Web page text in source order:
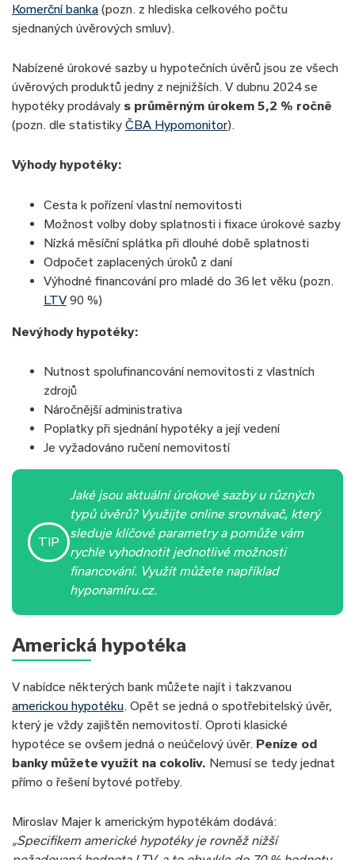
Komerční banka (pozn. z hlediska celkového počtu
sjednaných úvěrových smluv).
Nabízené úrokové sazby u hypotečních úvěrů jsou ze všech
úvěrových produktů jedny z nejnižších. V dubnu 2024 se
hypotéky prodávaly s průměrným úrokem 5,2 % ročně
(pozn. dle statistiky ČBA Hypomonitor).
Výhody hypotéky:
Cesta k pořízení vlastní nemovitosti
Možnost volby doby splatnosti i fixace úrokové sazby
Nízká měsíční splátka při dlouhé době splatnosti
Odpočet zaplacených úroků z daní
Výhodné financování pro mladé do 36 let věku (pozn.
LTV 90 %)
Nevýhody hypotéky:
Nutnost spolufinancování nemovitosti z vlastních
zdrojů
Náročnější administrativa
Poplatky při sjednání hypotéky a její vedení
Je vyžadováno ručení nemovitostí
TIP
Jaké jsou aktuální úrokové sazby u různých
typů úvěrů?Využijte online srovnávač, který
sleduje klíčové parametry a pomůže vám
rychle vyhodnotit jednotlivé možnosti
financování. Využít můžete například
hyponamíru.cz.
Americká hypotéka
V nabídce některých bank můžete najít i takzvanou
americkou hypotéku. Opět se jedná o spotřebitelský úvěr,
který je vždy zajištěn nemovitostí. Oproti klasické
hypotéce se ovšem jedná o neúčelový úvěr. Peníze od
banky můžete využít na cokoliv. Nemusí se tedy jednat
přímo o řešení bytové potřeby.
Miroslav Majer k americkým hypotékám dodává:
„Specifikem americké hypotéky je rovněž nižší